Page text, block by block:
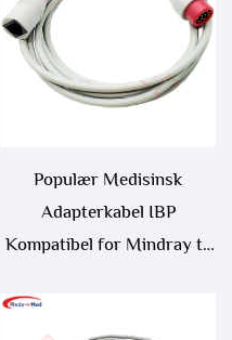
Populær Medisinsk
Adapterkabel IBP
Kompatibel for Mindray til